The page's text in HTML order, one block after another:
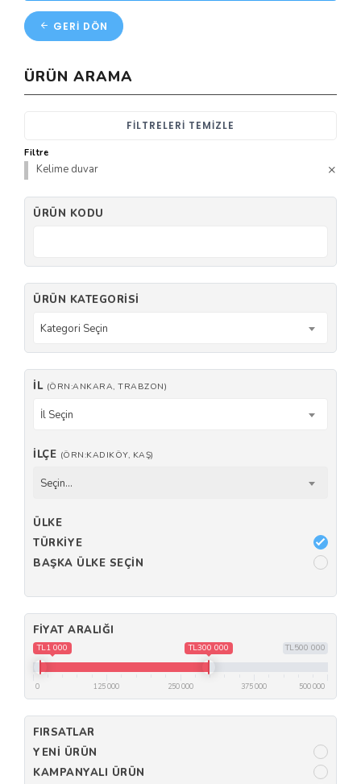
GERI DÖN
ÜRÜN ARAMA
FILTRELERI TEMIZLE
Filtre
Kelime duvar
ÜRÜN KODU
ÜRÜN KATEGORISI
Kategori Seçin
İL (ÖRN:ANKARA, TRABZON)
İl Seçin
İLÇE (ÖRN:KADIKÖY, KAŞ)
Seçin...
ÜLKE
TÜRKIYE
BAŞKA ÜLKE SEÇIN
FIYAT ARALIĞI
TL500 000
TL1 000 TL300 000
0 125 000 250 000 375 000 500 000
FIRSATLAR
YENI ÜRÜN
KAMPANYALI ÜRÜN